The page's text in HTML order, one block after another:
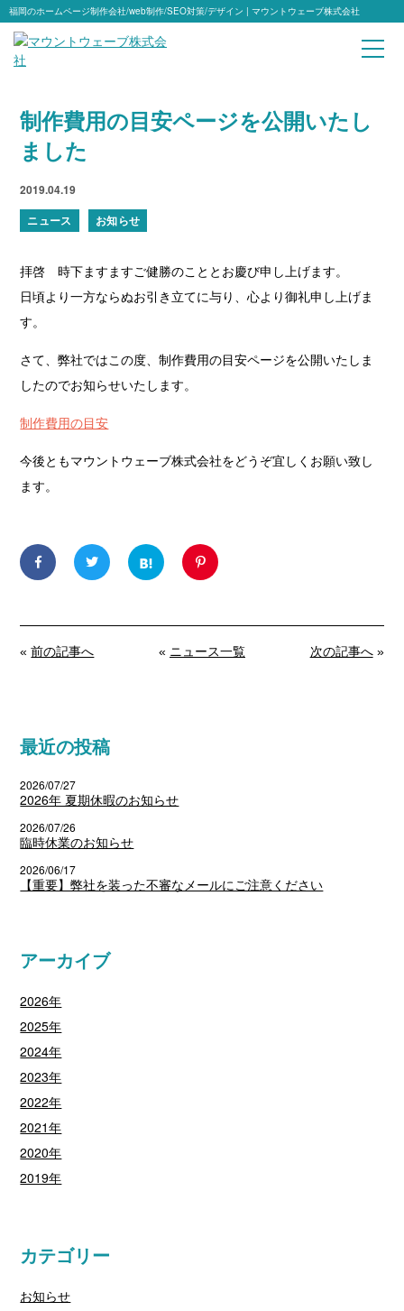
福岡のホームページ制作会社/web制作/SEO対策/デザイン | マウントウェーブ株式会社
制作費用の目安ページを公開いたし
ました
2019.04.19
ニュース
お知らせ
拝啓 時下ますますご健勝のこととお慶び申し上げます。
日頃より一方ならぬお引き立てに与り、心より御礼申し上げま
す。
さて、弊社ではこの度、制作費用の目安ページを公開いたしま
したのでお知らせいたします。
制作費用の目安
今後ともマウントウェーブ株式会社をどうぞ宜しくお願い致し
ます。
«前の記事へ « ニュース一覧 次の記事へ»
最近の投稿
2026/07/27
2026年 夏期休暇のお知らせ
2026/07/26
臨時休業のお知らせ
2026/06/17
【重要】弊社を装った不審なメールにご注意ください
アーカイブ
2026年
2025年
2024年
2023年
2022年
2021年
2020年
2019年
カテゴリー
お知らせ